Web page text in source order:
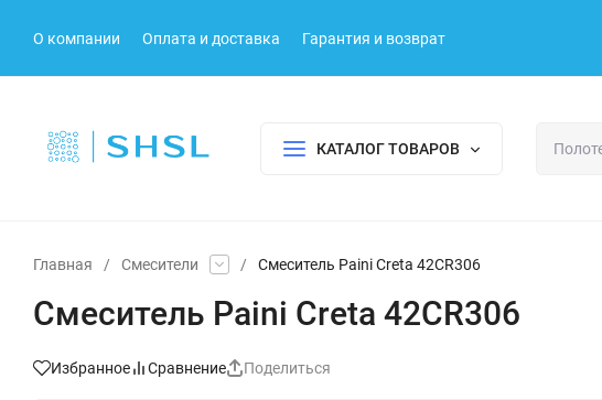
О компании Оплата и доставка Гарантия и возврат
КАТАЛОГ ТОВАРОВ
Главная / Смесители / Смеситель Paini Creta 42CR306
Смеситель Paini Creta 42CR306
Избранное Сравнение Поделиться